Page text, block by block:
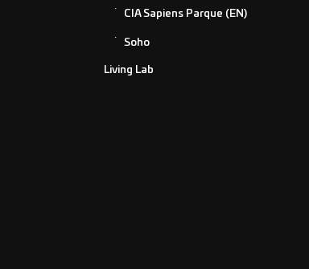
CIA Sapiens Parque (EN)
Soho
Living Lab